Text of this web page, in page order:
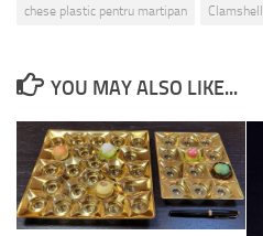
chese plastic pentru martipan Clamshell
YOU MAY ALSO LIKE...